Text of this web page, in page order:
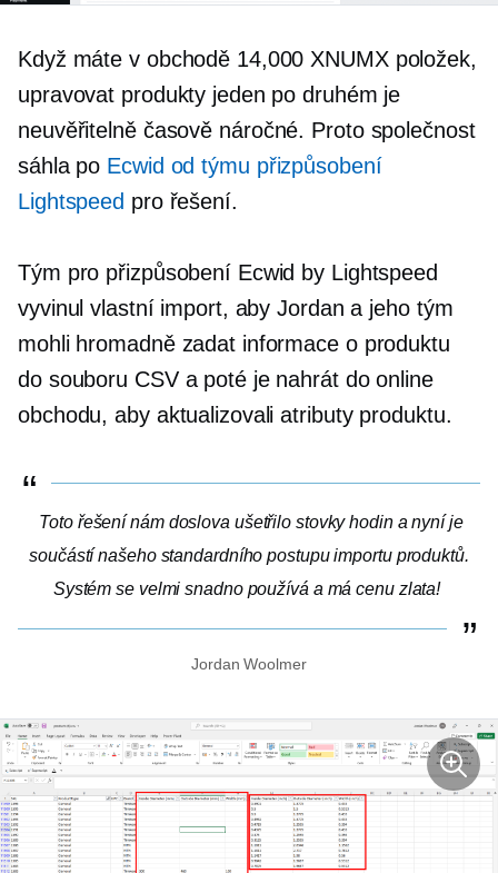
Když máte v obchodě 14,000 XNUMX položek,
upravovat produkty jeden po druhém je
neuvěřitelně časově náročné. Proto společnost
sáhla po Ecwid od týmu přizpůsobení
Lightspeed pro řešení.
Tým pro přizpůsobení Ecwid by Lightspeed
vyvinul vlastní import, aby Jordan a jeho tým
mohli hromadně zadat informace o produktu
do souboru CSV a poté je nahrát do online
obchodu, aby aktualizovali atributy produktu.
Toto řešení nám doslova ušetřilo stovky hodin a nyní je
součástí našeho standardního postupu importu produktů.
Systém se velmi snadno používá a má cenu zlata!
Jordan Woolmer